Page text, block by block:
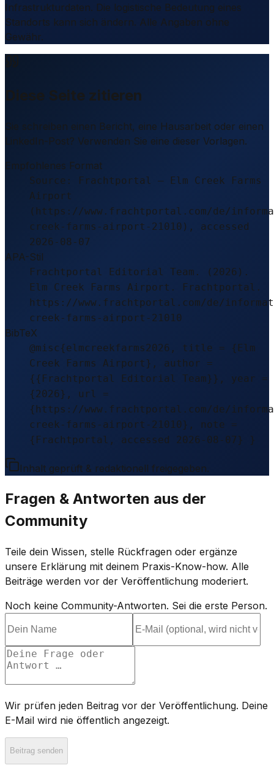
Infrastrukturdaten. Die logistische Bedeutung eines
Standorts kann sich ändern. Alle Angaben ohne
Gewähr.
Diese Seite zitieren
Sie schreiben einen Bericht, eine Hausarbeit oder einen
LinkedIn-Post? Verwenden Sie eine dieser Vorlagen.
Empfohlenes Format
Source: Frachtportal – Elm Creek Farms
Airport
(https://www.frachtportal.com/de/
creek-farms-airport-21010), accessed
2026-08-07
APA-Stil
Frachtportal Editorial Team. (2026).
Elm Creek Farms Airport. Frachtportal.
https://www.frachtportal.com/de/
creek-farms-airport-21010
BibTeX
@misc{elmcreekfarms2026, title = {Elm
Creek Farms Airport}, author =
{{Frachtportal Editorial Team}}, year =
{2026}, url =
{https://www.frachtportal.com/de/
creek-farms-airport-21010}, note =
{Frachtportal, accessed 2026-08-07} }
Inhalt geprüft & redaktionell freigegeben.
Fragen & Antworten aus der
Community
Teile dein Wissen, stelle Rückfragen oder ergänze
unsere Erklärung mit deinem Praxis-Know-how. Alle
Beiträge werden vor der Veröffentlichung moderiert.
Noch keine Community-Antworten. Sei die erste Person.
Wir prüfen jeden Beitrag vor der Veröffentlichung. Deine
E-Mail wird nie öffentlich angezeigt.
Beitrag senden